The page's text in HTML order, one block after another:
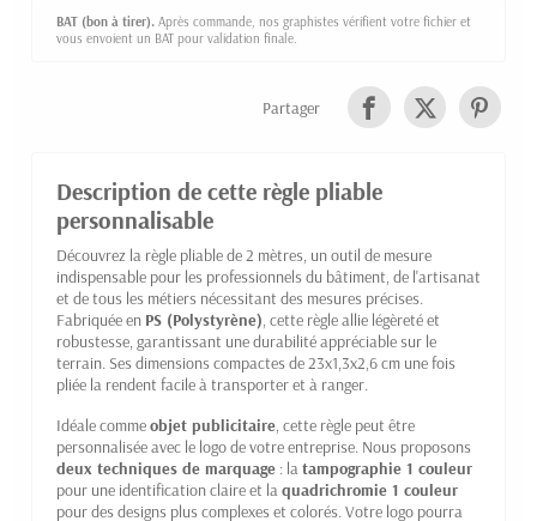
BAT (bon à tirer). Après commande, nos graphistes vérifient votre fichier et
vous envoient un BAT pour validation finale.
Partager
Description de cette règle pliable
personnalisable
Découvrez la règle pliable de 2 mètres, un outil de mesure
indispensable pour les professionnels du bâtiment, de l'artisanat
et de tous les métiers nécessitant des mesures précises.
Fabriquée en PS (Polystyrène), cette règle allie légèreté et
robustesse, garantissant une durabilité appréciable sur le
terrain. Ses dimensions compactes de 23x1,3x2,6 cm une fois
pliée la rendent facile à transporter et à ranger.
Idéale commeobjet publicitaire, cette règle peut être
personnalisée avec le logo de votre entreprise. Nous proposons
deux techniques de marquage : latampographie 1 couleur
pour une identification claire et laquadrichromie 1 couleur
pour des designs plus complexes et colorés. Votre logo pourra